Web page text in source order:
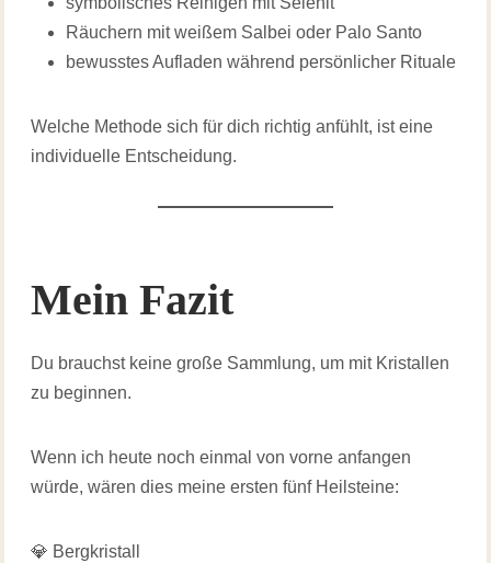
Räuchern mit weißem Salbei oder Palo Santo
bewusstes Aufladen während persönlicher Rituale
Welche Methode sich für dich richtig anfühlt, ist eine
individuelle Entscheidung.
Mein Fazit
Du brauchst keine große Sammlung, um mit Kristallen
zu beginnen.
Wenn ich heute noch einmal von vorne anfangen
würde, wären dies meine ersten fünf Heilsteine:
💎 Bergkristall